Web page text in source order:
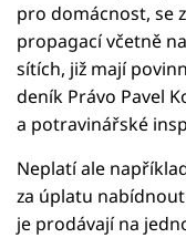
pro domácnost, se
propagací včetně
sítích, již mají
deník Právo Pavel
a potravinářské
Neplatí ale
za úplatu
je prodávají na